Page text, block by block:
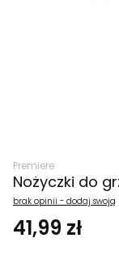
Premiere
Nożyczki do
brak opinii - dodaj swoją
41,99 zł